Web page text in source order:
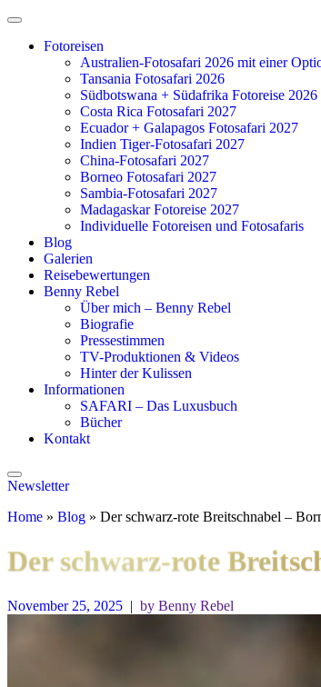
Zum
springenFotoreisen
Australien-Fotosafari 2026 mit einer
Tansania Fotosafari 2026
Südbotswana + Südafrika Fotoreise 2026
Costa Rica Fotosafari 2027
Ecuador + Galapagos Fotosafari 2027
Indien Tiger-Fotosafari 2027
China-Fotosafari 2027
Borneo Fotosafari 2027
Sambia-Fotosafari 2027
Madagaskar Fotoreise 2027
Individuelle Fotoreisen und Fotosafaris
Blog
Galerien
Reisebewertungen
Benny Rebel
Über mich – Benny Rebel
Biografie
Pressestimmen
TV-Produktionen & Videos
Hinter der Kulissen
Informationen
SAFARI – Das Luxusbuch
Bücher
Kontakt
Newsletter
Home » Blog » Der schwarz-rote Breitschnabel –
Der schwarz-rote
November 25, 2025 | by Benny Rebel